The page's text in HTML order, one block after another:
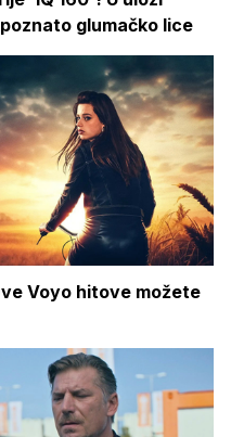
glumačko lice
Voyo hitove možete